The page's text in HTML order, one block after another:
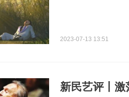
2023-07-13 13:51
新民艺评丨